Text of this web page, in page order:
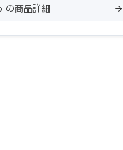
商品詳細